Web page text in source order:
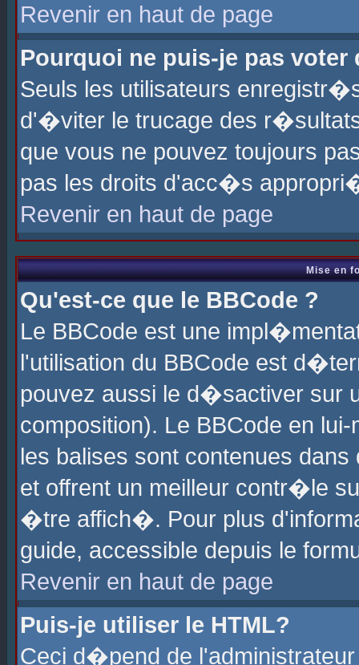
Revenir en haut de page
Pourquoi ne puis-je pas voter
Seuls les utilisateurs
d'�viter le trucage des
que vous ne pouvez toujours
pas les droits d'acc�s
Revenir en haut de page
Mise en
Qu'est-ce que le BBCode ?
Le BBCode est une
l'utilisation du BBCode est
pouvez aussi le d�sactiver sur
composition). Le BBCode en
les balises sont contenues
et offrent un meilleur contr�le
�tre affich�. Pour plus
guide, accessible depuis le
Revenir en haut de page
Puis-je utiliser le HTML?
Ceci d�pend de